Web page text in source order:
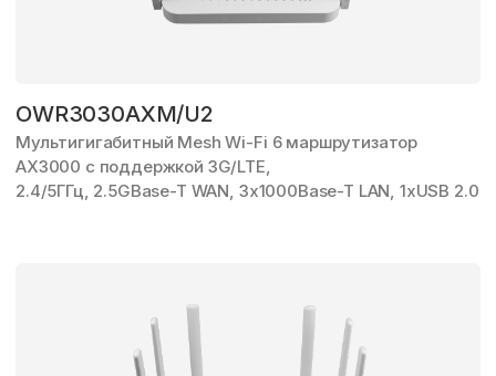
OWR3030AXM/U2
Мультигигабитный Mesh Wi-Fi 6 маршрутизатор
AX3000 с поддержкой 3G/LTE,
2.4/5ГГц, 2.5GBase-T WAN, 3x1000Base-T LAN, 1xUSB 2.0